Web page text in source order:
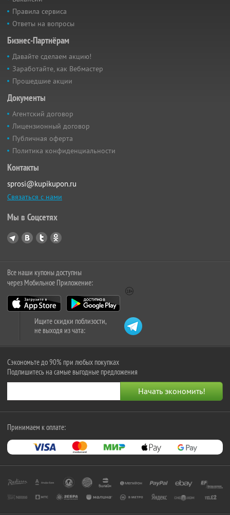
Правила сервиса
Ответы на вопросы
Бизнес-Партнёрам
Давайте сделаем акцию!
Заработайте, как Вебмастер
Прошедшие акции
Документы
Агентский договор
Лицензионный договор
Публичная оферта
Политика конфиденциальности
Контакты
sprosi@kupikupon.ru
Связаться с нами
Мы в Соцсетях
Все наши купоны доступны
через Мобильное Приложение:
Ищите скидки поблизости,
не выходя из чата:
Сэкономьте до 90% при любых покупках
Подпишитесь на самые выгодные предложения
Принимаем к оплате: